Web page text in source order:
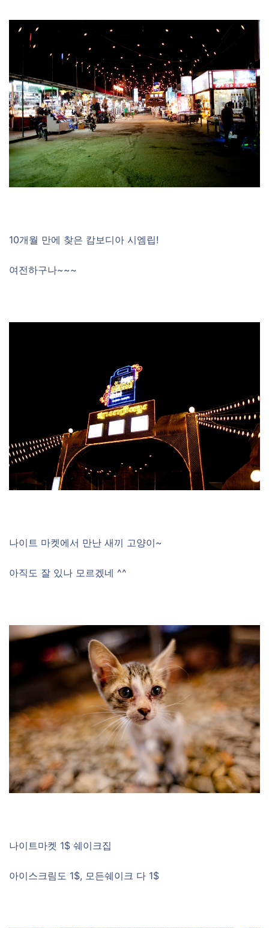
10개월 만에 찾은 캄보디아 시엠립!
여전하구나~~~
나이트 마켓에서 만난 새끼 고양이~
아직도 잘 있나 모르겠네 ^^
나이트마켓 1$ 쉐이크집
아이스크림도 1$, 모든쉐이크 다 1$